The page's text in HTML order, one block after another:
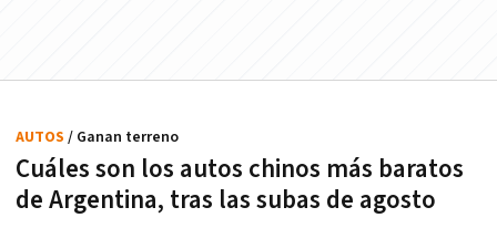
Cuáles son los autos chinos más baratos
de Argentina, tras las subas de agosto
AUTOS / Ganan terreno